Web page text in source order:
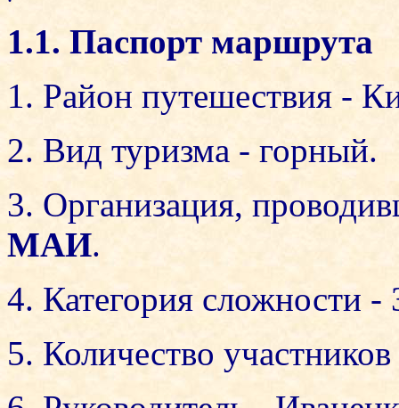
1.1. Паспорт маршрута
1. Район путешествия -
2. Вид туризма - горный.
3. Организация,
МАИ.
4. Категория сложности -
5. Количество